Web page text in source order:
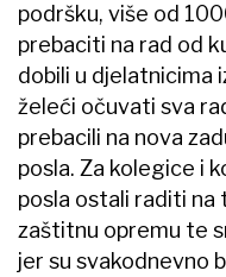
podršku, više od
prebaciti na rad od
dobili u djelatnicima
želeći očuvati sva
prebacili na nova
posla. Za kolegice i
posla ostali raditi na
zaštitnu opremu te
jer su svakodnevno